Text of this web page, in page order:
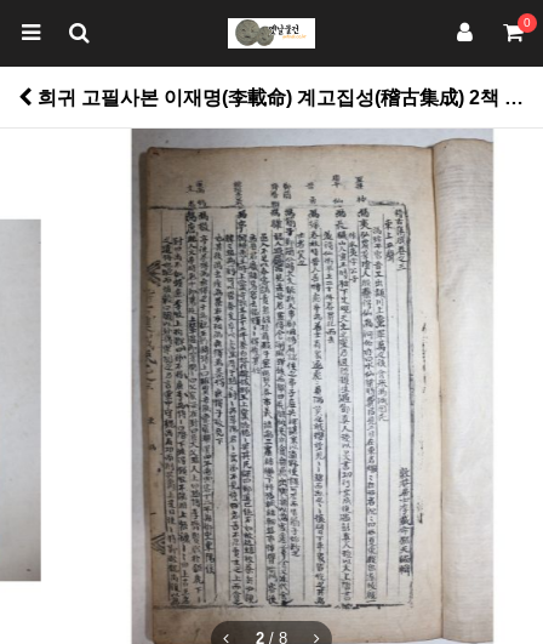
0
희귀 고필사본 이재명(李載命) 계고집성(稽古集成) 2책 > 고서적
2 / 8